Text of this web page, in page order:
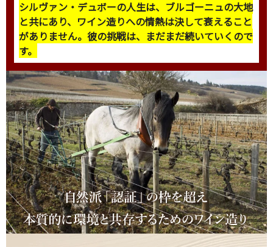
シルヴァン・デュボーの人生は、ブルゴーニュの大地
と共にあり、ワイン造りへの情熱は決して衰えること
がありません。彼の挑戦は、まだまだ続いていくので
す。